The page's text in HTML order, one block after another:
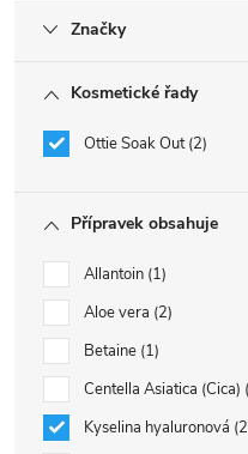
Značky
Kosmetické řady
Ottie Soak Out 2
Přípravek obsahuje
Allantoin 1
Aloe vera 2
Betaine 1
Centella Asiatica (Cica)
Kyselina hyaluronová 2